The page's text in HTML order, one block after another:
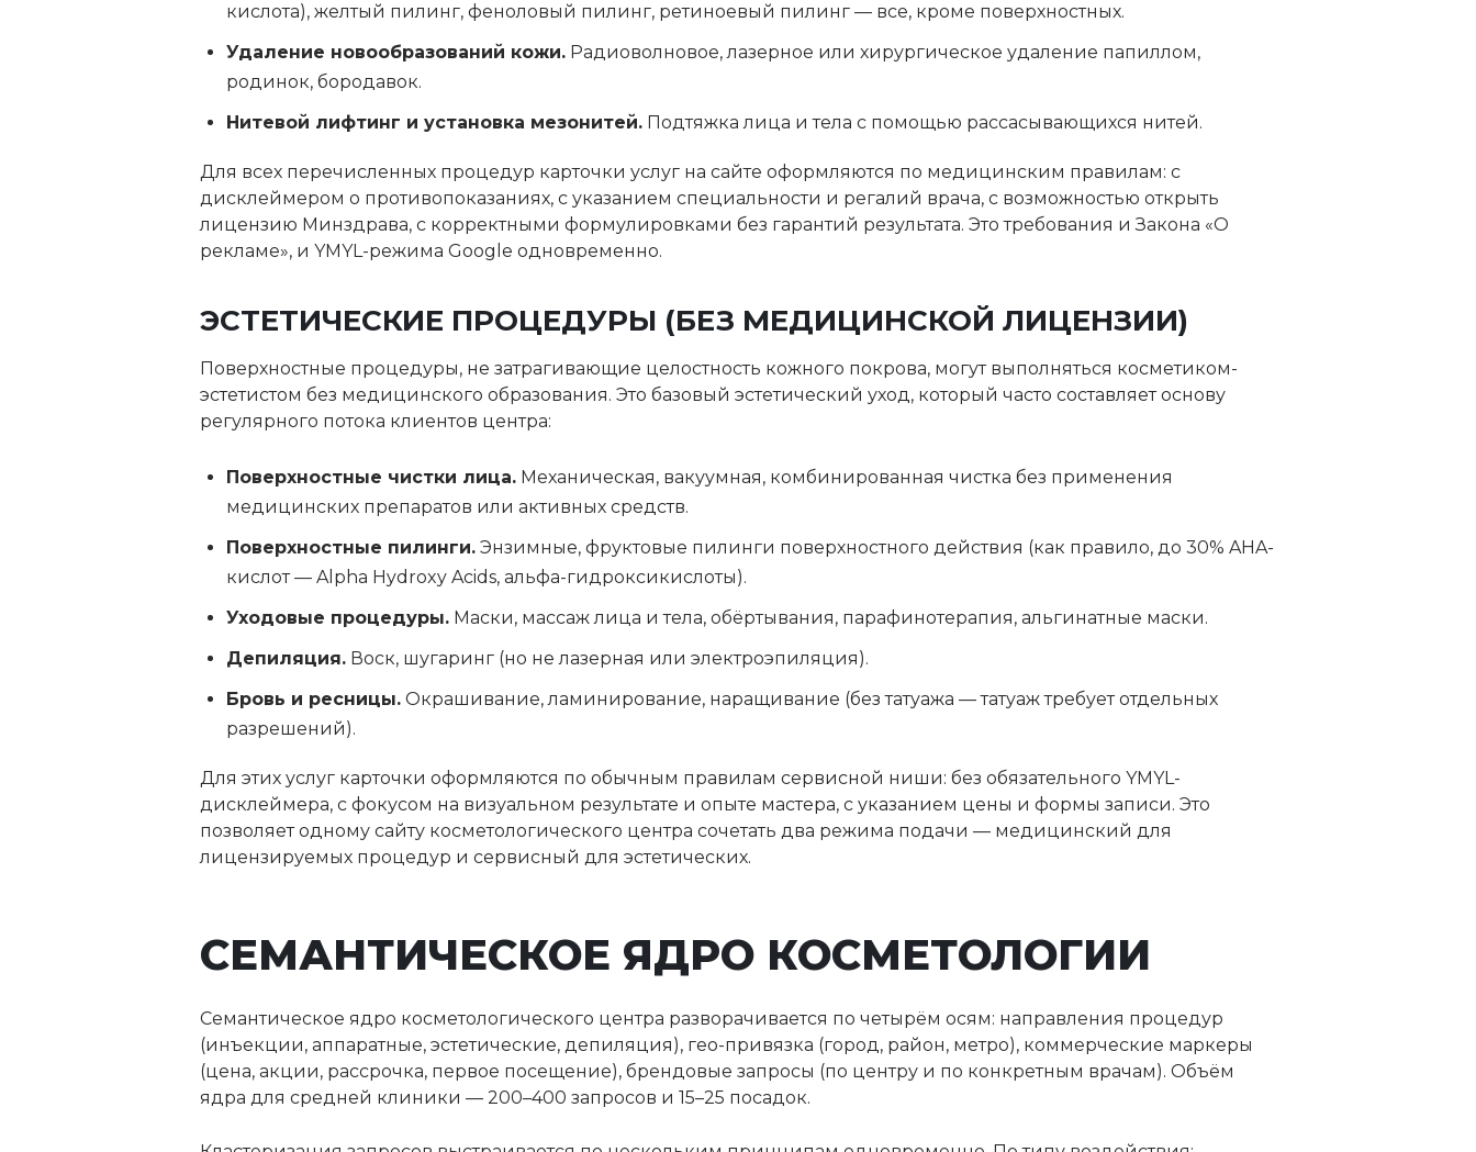
кислота), желтый пилинг, феноловый пилинг, ретиноевый пилинг — все, кроме поверхностных.
Удаление новообразований кожи. Радиоволновое, лазерное или хирургическое удаление папиллом,
родинок, бородавок.
Нитевой лифтинг и установка мезонитей. Подтяжка лица и тела с помощью рассасывающихся нитей.
Для всех перечисленных процедур карточки услуг на сайте оформляются по медицинским правилам: с
дисклеймером о противопоказаниях, с указанием специальности и регалий врача, с возможностью открыть
лицензию Минздрава, с корректными формулировками без гарантий результата. Это требования и Закона «О
рекламе», и YMYL-режима Google одновременно.
ЭСТЕТИЧЕСКИЕ ПРОЦЕДУРЫ (БЕЗ МЕДИЦИНСКОЙ ЛИЦЕНЗИИ)
Поверхностные процедуры, не затрагивающие целостность кожного покрова, могут выполняться косметиком-
эстетистом без медицинского образования. Это базовый эстетический уход, который часто составляет основу
регулярного потока клиентов центра:
Поверхностные чистки лица. Механическая, вакуумная, комбинированная чистка без применения
медицинских препаратов или активных средств.
Поверхностные пилинги. Энзимные, фруктовые пилинги поверхностного действия (как правило, до 30% AHA-
кислот — Alpha Hydroxy Acids, альфа-гидроксикислоты).
Уходовые процедуры. Маски, массаж лица и тела, обёртывания, парафинотерапия, альгинатные маски.
Депиляция. Воск, шугаринг (но не лазерная или электроэпиляция).
Бровь и ресницы. Окрашивание, ламинирование, наращивание (без татуажа — татуаж требует отдельных
разрешений).
Для этих услуг карточки оформляются по обычным правилам сервисной ниши: без обязательного YMYL-
дисклеймера, с фокусом на визуальном результате и опыте мастера, с указанием цены и формы записи. Это
позволяет одному сайту косметологического центра сочетать два режима подачи — медицинский для
лицензируемых процедур и сервисный для эстетических.
СЕМАНТИЧЕСКОЕ ЯДРО КОСМЕТОЛОГИИ
Семантическое ядро косметологического центра разворачивается по четырём осям: направления процедур
(инъекции, аппаратные, эстетические, депиляция), гео-привязка (город, район, метро), коммерческие маркеры
(цена, акции, рассрочка, первое посещение), брендовые запросы (по центру и по конкретным врачам). Объём
ядра для средней клиники — 200–400 запросов и 15–25 посадок.